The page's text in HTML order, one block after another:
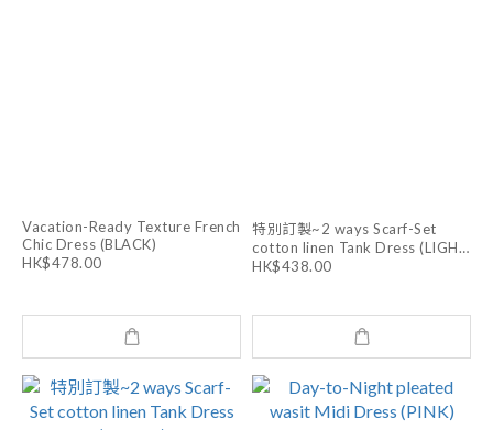
Vacation-Ready Texture French
Chic Dress (BLACK)
HK$478.00
特別訂製~2 ways Scarf-Set
cotton linen Tank Dress (LIGHT
GREY)
HK$438.00